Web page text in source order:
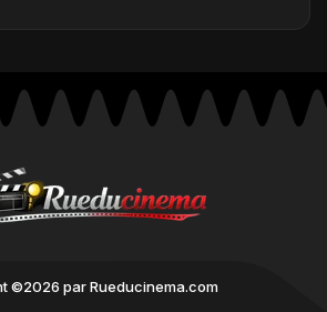
©2026 par Rueducinema.com